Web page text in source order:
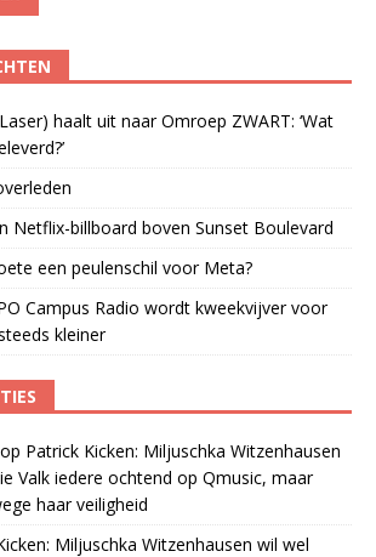
haalt uit naar Omroep ZWART: ‘Wat
Netflix-billboard boven Sunset Boulevard
een peulenschil voor Meta?
Campus Radio wordt kweekvijver voor
kleiner
op Patrick Kicken: Miljuschka Witzenhausen
Valk iedere ochtend op Qmusic, maar
haar veiligheid
Miljuschka Witzenhausen wil wel